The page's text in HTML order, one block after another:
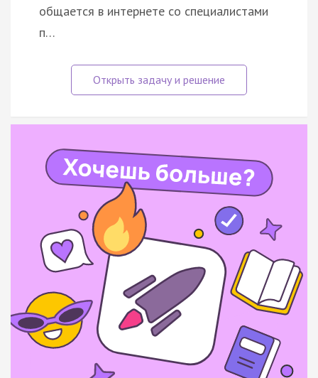
общается в интернете со специалистами
п…